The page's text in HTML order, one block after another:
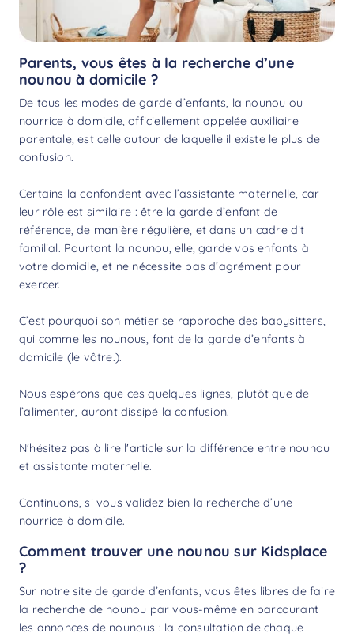
Parents, vous êtes à la recherche d’une
nounou à domicile ?
De tous les modes de garde d’enfants, la nounou ou
nourrice à domicile, officiellement appelée auxiliaire
parentale, est celle autour de laquelle il existe le plus de
confusion.
Certains la confondent avec l’assistante maternelle, car
leur rôle est similaire : être la garde d’enfant de
référence, de manière régulière, et dans un cadre dit
familial. Pourtant la nounou, elle, garde vos enfants à
votre domicile, et ne nécessite pas d’agrément pour
exercer.
C’est pourquoi son métier se rapproche des babysitters,
qui comme les nounous, font de la garde d’enfants à
domicile (le vôtre.).
Nous espérons que ces quelques lignes, plutôt que de
l’alimenter, auront dissipé la confusion.
N'hésitez pas à lire l'article sur la différence entre nounou
et assistante maternelle.
Continuons, si vous validez bien la recherche d’une
nourrice à domicile.
Comment trouver une nounou sur Kidsplace
?
Sur notre site de garde d’enfants, vous êtes libres de faire
la recherche de nounou par vous-même en parcourant
les annonces de nounous : la consultation de chaque